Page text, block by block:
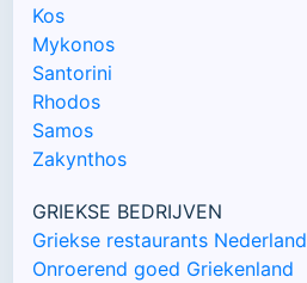
Kos
Mykonos
Santorini
Rhodos
Samos
Zakynthos
GRIEKSE BEDRIJVEN
Griekse restaurants Nederland
Onroerend goed Griekenland